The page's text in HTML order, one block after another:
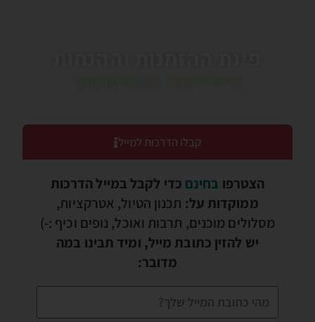
קבלו הדרכות למייל
הצטרפו בחינם כדי לקבל במייל הדרכות
ממוקדות על: תכנון הטיול, אטרקציות,
מסלולים מוכנים, תרבות ואוכל, נופים וכיף :-)
יש להזין כתובת מייל, ומיד תבינו במה
מדובר: